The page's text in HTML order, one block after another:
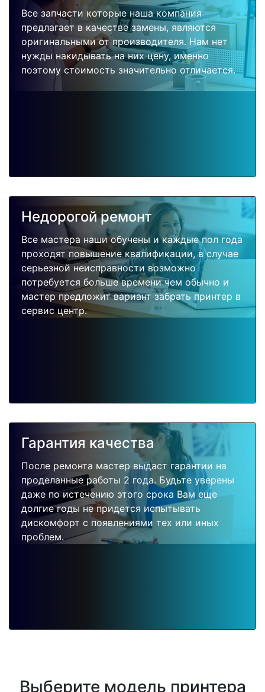
Все запчасти которые наша компания
предлагает в качестве замены, являются
оригинальными от производителя. Нам нет
нужды накидывать на них цену, именно
поэтому стоимость значительно отличается.
Недорогой ремонт
Все мастера наши обучены и каждые пол года
проходят повышение квалификации, в случае
серьезной неисправности возможно
потребуется больше времени чем обычно и
мастер предложит вариант забрать принтер в
сервис центр.
Гарантия качества
После ремонта мастер выдаст гарантии на
проделанные работы 2 года. Будьте уверены
даже по истечению этого срока Вам еще
долгие годы не придется испытывать
дискомфорт с появлениями тех или иных
проблем.
Выберите модель принтера